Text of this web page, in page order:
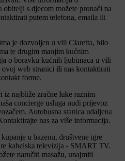
obitelji s djecom možete pronaći na
putem telefona, emaila ili
je dozvoljen u vili Claretta, bilo
te drugim manjim kućnim
o boravku kućnih ljubimaca u vili
ovoj web stranici ili nas kontaktirati
forme.
iz najbliže zračne luke raznim
concierge usluga nudi prijevoz
Autobusna stanica udaljena
nas za više informacija.
u bazenu, društvene igre
kabelska televizija - SMART TV.
naručiti masažu, unajmiti